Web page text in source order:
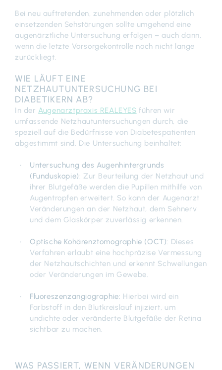
Bei neu auftretenden, zunehmenden oder plötzlich
einsetzenden Sehstörungen sollte umgehend eine
augenärztliche Untersuchung erfolgen – auch dann,
wenn die letzte Vorsorgekontrolle noch nicht lange
zurückliegt.
WIE LÄUFT EINE
NETZHAUTUNTERSUCHUNG BEI
DIABETIKERN AB?
In der Augenarztpraxis REALEYES führen wir
umfassende Netzhautuntersuchungen durch, die
speziell auf die Bedürfnisse von Diabetespatienten
abgestimmt sind. Die Untersuchung beinhaltet:
Untersuchung des Augenhintergrunds
(Funduskopie): Zur Beurteilung der Netzhaut und
ihrer Blutgefäße werden die Pupillen mithilfe von
Augentropfen erweitert. So kann der Augenarzt
Veränderungen an der Netzhaut, dem Sehnerv
und dem Glaskörper zuverlässig erkennen.
Optische Kohärenztomographie (OCT): Dieses
Verfahren erlaubt eine hochpräzise Vermessung
der Netzhautschichten und erkennt Schwellungen
oder Veränderungen im Gewebe.
Fluoreszenzangiographie: Hierbei wird ein
Farbstoff in den Blutkreislauf injiziert, um
undichte oder veränderte Blutgefäße der Retina
sichtbar zu machen.
WAS PASSIERT, WENN VERÄNDERUNGEN